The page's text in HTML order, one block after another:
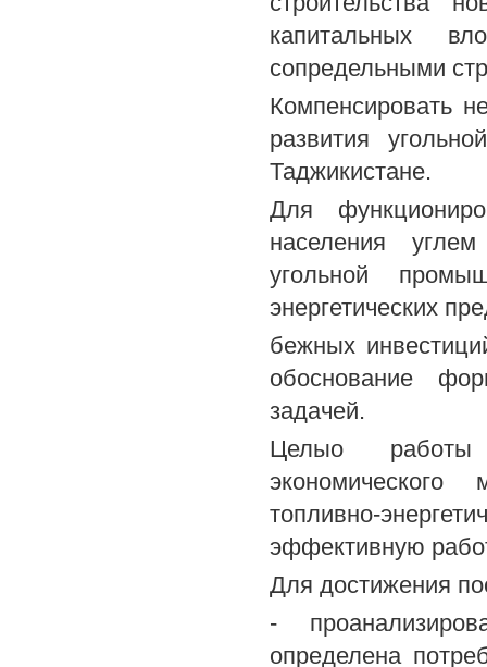
капитальных
сопредельными
Компенсировать
развития
Таджикистане.
Для
населения
угольной
энергетических
бежных
обоснование
задачей.
Целыо работы
экономического
топливно-
эффективную
Для достижения
-
определена